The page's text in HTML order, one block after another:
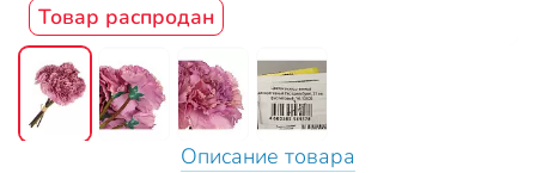
Товар распродан
Описание товара